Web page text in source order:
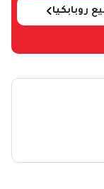
روبابكيا